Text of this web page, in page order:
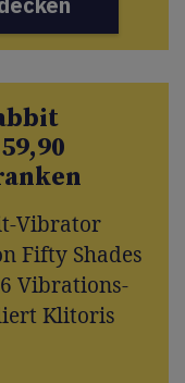
Vibrator
Fifty Shades
Vibrations-
Klitoris